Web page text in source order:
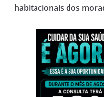
habitacionais dos